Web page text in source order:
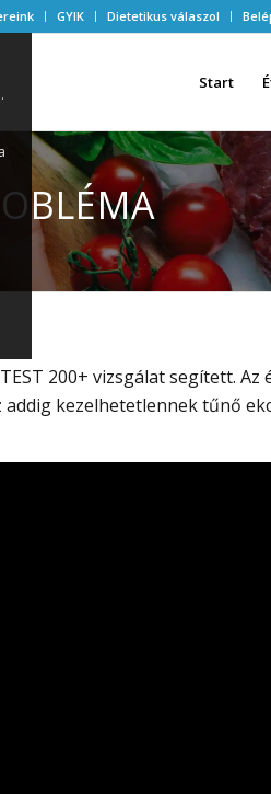
GYIK Dietetikus válaszol
Start
200+ vizsgálat segített.
kezelhetetlennek tűnő